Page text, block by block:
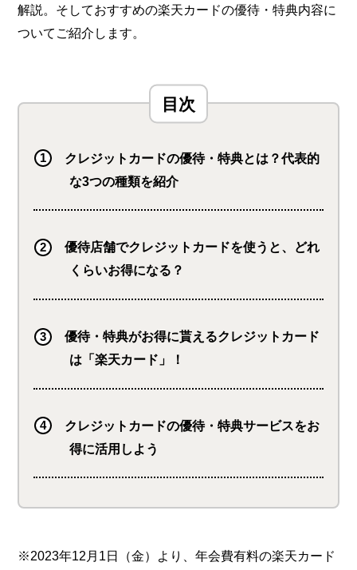
解説。そしておすすめの楽天カードの優待・特典内容に
ついてご紹介します。
クレジットカードの優待・特典とは？代表的
な3つの種類を紹介
優待店舗でクレジットカードを使うと、どれ
くらいお得になる？
優待・特典がお得に貰えるクレジットカード
は「楽天カード」！
クレジットカードの優待・特典サービスをお
得に活用しよう
※2023年12月1日（金）より、年会費有料の楽天カード